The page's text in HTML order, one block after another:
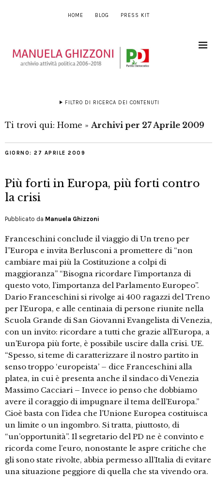
HOME BLOG PRESS KIT
FILTRO DI RICERCA DEI CONTENUTI
Ti trovi qui: Home » Archivi per 27 Aprile 2009
GIORNO: 27 APRILE 2009
Più forti in Europa, più forti contro
la crisi
Pubblicato da Manuela Ghizzoni
Franceschini conclude il viaggio di Un treno per
l”Europa e invita Berlusconi a promettere di “non
cambiare mai più la Costituzione a colpi di
maggioranza” “Bisogna ricordare l’importanza di
questo voto, l’importanza del Parlamento Europeo”.
Dario Franceschini si rivolge ai 400 ragazzi del Treno
per l’Europa, e alle centinaia di persone riunite nella
Scuola Grande di San Giovanni Evangelista di Venezia,
con un invito: ricordare a tutti che grazie all’Europa, a
un’Europa più forte, è possibile uscire dalla crisi. UE.
“Spesso, si teme di caratterizzare il nostro partito in
senso troppo ‘europeista’ – dice Franceschini alla
platea, in cui è presenta anche il sindaco di Venezia
Massimo Cacciari – Invece io penso che dobbiamo
avere il coraggio di impugnare il tema dell’Europa.”
Cioè basta con l’idea che l’Unione Europea costituisca
un limite o un ingombro. Si tratta, piuttosto, di
“un’opportunità”. Il segretario del PD ne è convinto e
ricorda come l’euro, nonostante le aspre critiche che
gli sono state rivolte, abbia permesso all’Italia di evitare
una situazione peggiore di quella che sta vivendo ora.